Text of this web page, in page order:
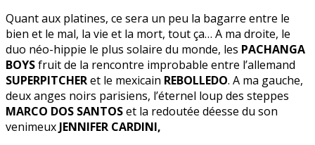
Quant aux platines, ce sera un peu la bagarre entre le
bien et le mal, la vie et la mort, tout ça… A ma droite, le
duo néo-hippie le plus solaire du monde, les PACHANGA
BOYSfruit de la rencontre improbable entre l’allemand
SUPERPITCHERet le mexicain REBOLLEDO. A ma gauche,
deux anges noirs parisiens, l’éternel loup des steppes
MARCO DOS SANTOSet la redoutée déesse du son
venimeux JENNIFER CARDINI,